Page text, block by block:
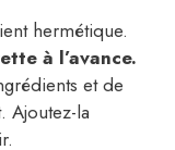
hermétique.
à l’avance.
et de
Ajoutez-la